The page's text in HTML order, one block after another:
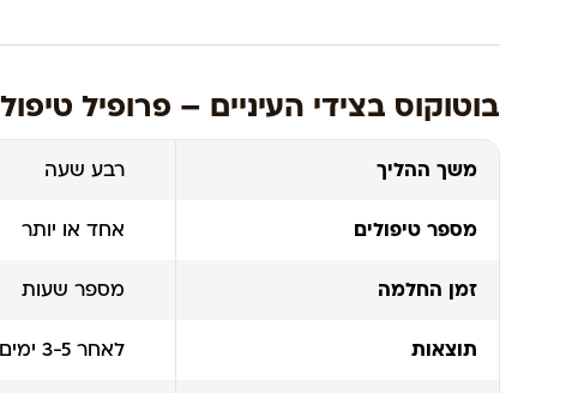
בוטוקוס בצידי העיניים – פרופיל טיפול
משך ההליך רבע שעה
מספר טיפולים אחד או יותר
זמן החלמה מספר שעות
תוצאות לאחר 3-5 ימים